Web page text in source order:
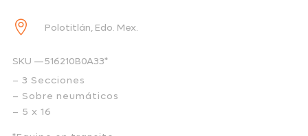
 Polotitlán, Edo. Mex.
SKU —516210B0A33*
– 3 Secciones
– Sobre neumáticos
– 5 x 16